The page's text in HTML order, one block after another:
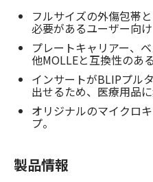
フルサイズの外傷包帯
必要があるユーザー向け
プレートキャリアー、
他MOLLEと互換性のあ
インサートがBLIPプル
出せるため、医療用品
オリジナルのマイクロ
プ。
製品情報